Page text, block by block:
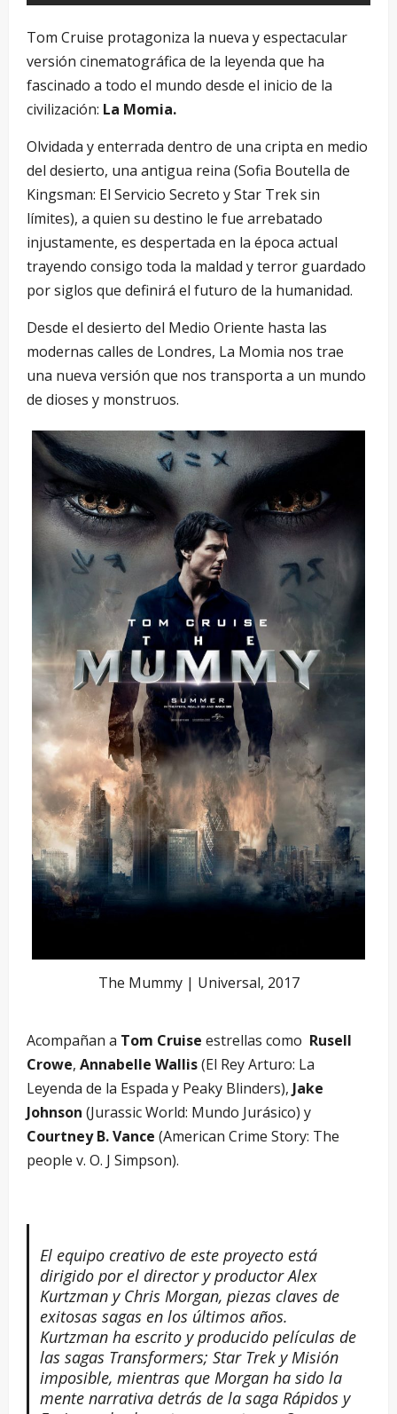
Tom Cruise protagoniza la nueva y espectacular
versión cinematográfica de la leyenda que ha
fascinado a todo el mundo desde el inicio de la
civilización: La Momia.
Olvidada y enterrada dentro de una cripta en medio
del desierto, una antigua reina (Sofia Boutella de
Kingsman: El Servicio Secreto y Star Trek sin
límites), a quien su destino le fue arrebatado
injustamente, es despertada en la época actual
trayendo consigo toda la maldad y terror guardado
por siglos que definirá el futuro de la humanidad.
Desde el desierto del Medio Oriente hasta las
modernas calles de Londres, La Momia nos trae
una nueva versión que nos transporta a un mundo
de dioses y monstruos.
The Mummy | Universal, 2017
Acompañan a Tom Cruise estrellas como Rusell
Crowe, Annabelle Wallis(El Rey Arturo: La
Leyenda de la Espada y Peaky Blinders), Jake
Johnson (Jurassic World: Mundo Jurásico) y
Courtney B. Vance (American Crime Story: The
people v. O. J Simpson).
El equipo creativo de este proyecto está
dirigido por el director y productor Alex
Kurtzman y Chris Morgan, piezas claves de
exitosas sagas en los últimos años.
Kurtzman ha escrito y producido películas de
las sagas Transformers; Star Trek y Misión
imposible, mientras que Morgan ha sido la
mente narrativa detrás de la saga Rápidos y